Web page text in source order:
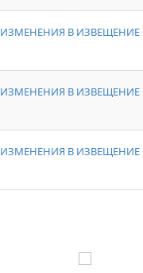
ИЗМЕНЕНИЯ В ИЗВЕЩЕНИЕ
ИЗМЕНЕНИЯ В ИЗВЕЩЕНИЕ
ИЗМЕНЕНИЯ В ИЗВЕЩЕНИЕ